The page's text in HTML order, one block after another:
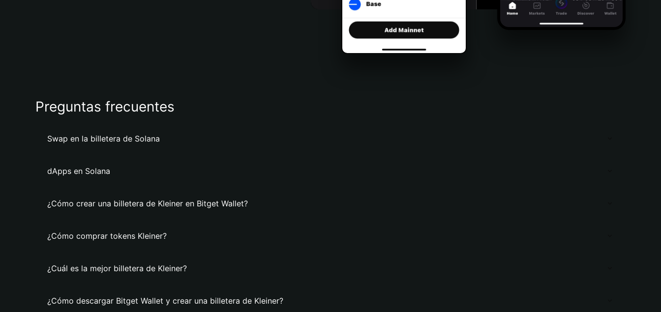
Preguntas frecuentes
Swap en la billetera de Solana
dApps en Solana
¿Cómo crear una billetera de Kleiner en Bitget Wallet?
¿Cómo comprar tokens Kleiner?
¿Cuál es la mejor billetera de Kleiner?
¿Cómo descargar Bitget Wallet y crear una billetera de Kleiner?